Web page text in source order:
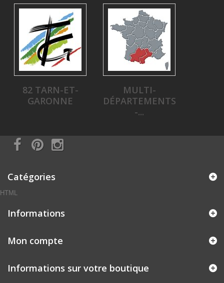
82 TARN-ET-
GARONNE
MULTI-
DÉPARTEMENTS
-...
Catégories
HTML
Informations
Mon compte
Informations sur votre boutique